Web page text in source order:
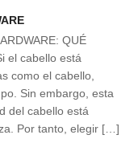
QUÉ
el cabello está
como el cabello,
Sin embargo, esta
del cabello está
Por tanto, elegir […]